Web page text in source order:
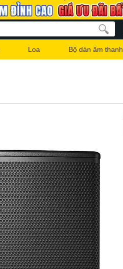
Loa Bộ dàn âm thanh